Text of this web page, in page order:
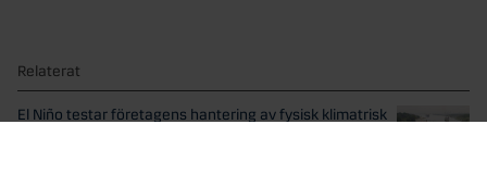
Relaterat
El Niño testar företagens hantering av fysisk klimatrisk